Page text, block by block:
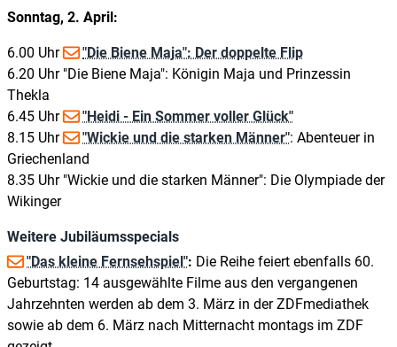
Sonntag, 2. April:
6.00 Uhr
"Die Biene Maja": Der doppelte Flip
6.20 Uhr "Die Biene Maja": Königin Maja und Prinzessin
Thekla
6.45 Uhr
"Heidi - Ein Sommer voller Glück"
8.15 Uhr
"Wickie und die starken Männer": Abenteuer in
Griechenland
8.35 Uhr "Wickie und die starken Männer": Die Olympiade der
Wikinger
Weitere Jubiläumsspecials
"Das kleine Fernsehspiel": Die Reihe feiert ebenfalls 60.
Geburtstag: 14 ausgewählte Filme aus den vergangenen
Jahrzehnten werden ab dem 3. März in der ZDFmediathek
sowie ab dem 6. März nach Mitternacht montags im ZDF